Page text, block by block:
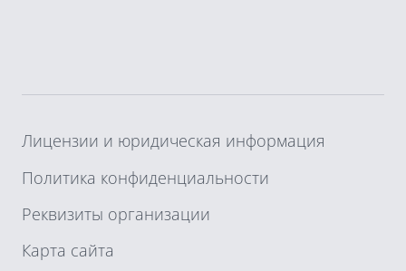
Лицензии и юридическая информация
Политика конфиденциальности
Реквизиты организации
Карта сайта